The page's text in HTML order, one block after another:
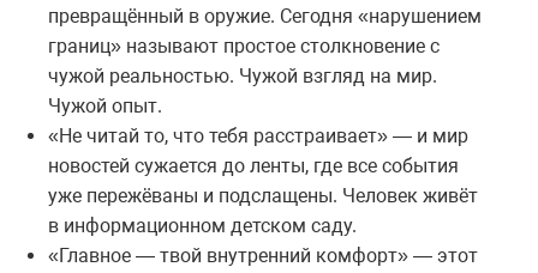
превращённый в оружие. Сегодня «нарушением
границ» называют простое столкновение с
чужой реальностью. Чужой взгляд на мир.
Чужой опыт.
«Не читай то, что тебя расстраивает» — и мир
новостей сужается до ленты, где все события
уже пережёваны и подслащены. Человек живёт
в информационном детском саду.
«Главное — твой внутренний комфорт» — этот